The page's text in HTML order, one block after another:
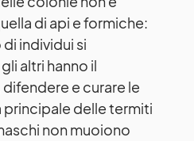
di api e formiche:
individui si
altri hanno il
e curare le
principale delle termiti
non muoiono